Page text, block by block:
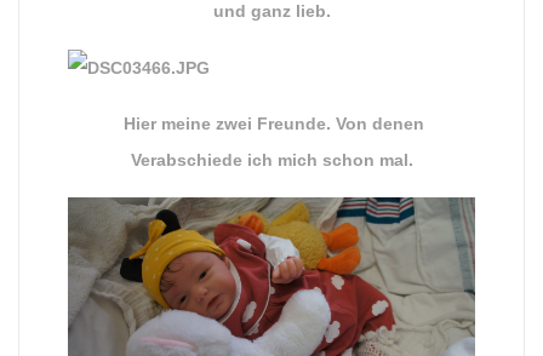
und ganz lieb.
Hier meine zwei Freunde. Von denen
Verabschiede ich mich schon mal.